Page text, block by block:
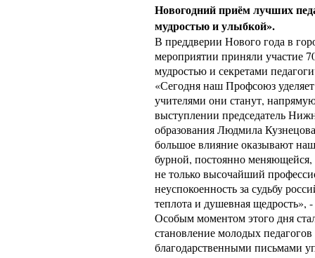
Новогодний приём лучших
мудростью и улыбкой».
В преддверии Нового года в
мероприятии приняли участие
мудростью и секретами
«Сегодня наш Профсоюз
учителями они станут,
выступлении председатель
образования Людмила
большое влияние оказывают
бурной, постоянно
не только высочайший
неуспокоенность за судьбу
теплота и душевная щедрость»,
Особым моментом этого дня
становление молодых
благодарственными письмами